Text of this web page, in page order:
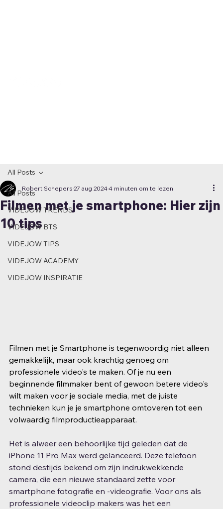
All Posts
VIDEJOW TRENDS
VIDEJOW BTS
VIDEJOW TIPS
VIDEJOW ACADEMY
VIDEJOW INSPIRATIE
All Posts
Filmen met je smartphone: Hier zijn
10 tips
Robert Schepers 27 aug 20244 minuten om te lezen
Filmen met je Smartphone is tegenwoordig niet alleen
gemakkelijk, maar ook krachtig genoeg om
professionele video's te maken. Of je nu een
beginnende filmmaker bent of gewoon betere video's
wilt maken voor je sociale media, met de juiste
technieken kun je je smartphone omtoveren tot een
volwaardig filmproductieapparaat.
Het is alweer een behoorlijke tijd geleden dat de
iPhone 11 Pro Max werd gelanceerd. Deze telefoon
stond destijds bekend om zijn indrukwekkende
camera, die een nieuwe standaard zette voor
smartphone fotografie en -videografie. Voor ons als
professionele videoclip makers was het een